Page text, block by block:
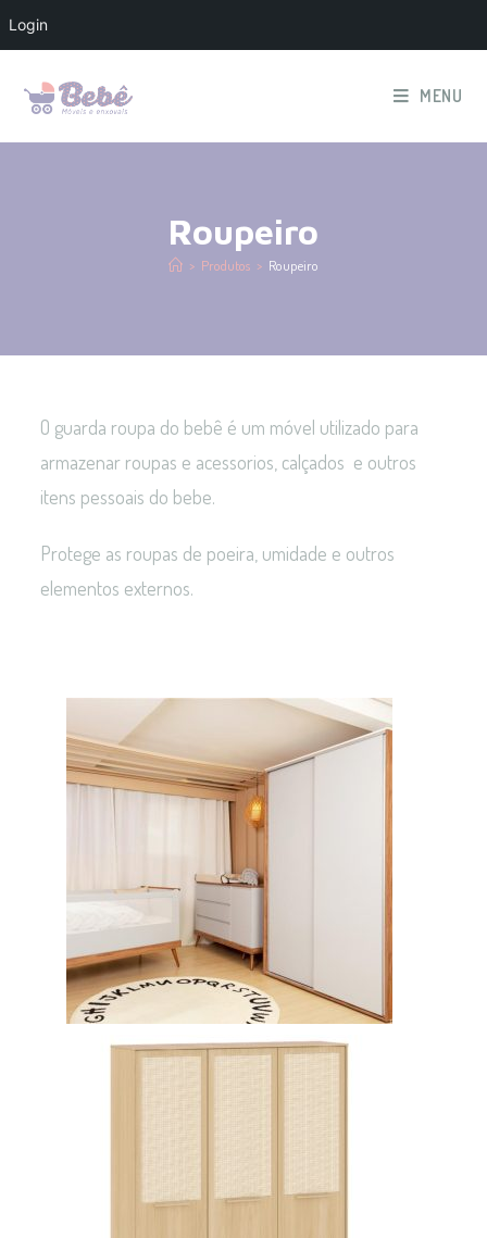
Login
MENU
Roupeiro
> Produtos > Roupeiro
O guarda roupa do bebê é um móvel utilizado para
armazenar roupas e acessorios, calçados e outros
itens pessoais do bebe.
Protege as roupas de poeira, umidade e outros
elementos externos.